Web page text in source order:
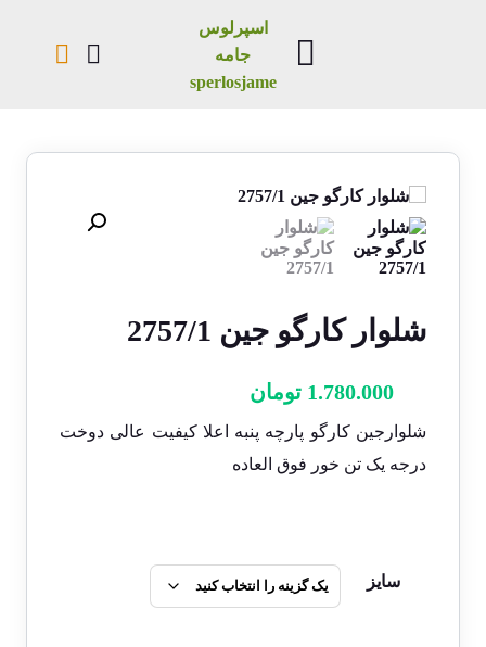
اسپرلوس
جامه
sperlosjame
شلوار کارگو جین 2757/1
1.780.000 تومان
شلوارجین کارگو پارچه پنبه اعلا کیفیت عالی دوخت
درجه یک تن خور فوق العاده
سایز